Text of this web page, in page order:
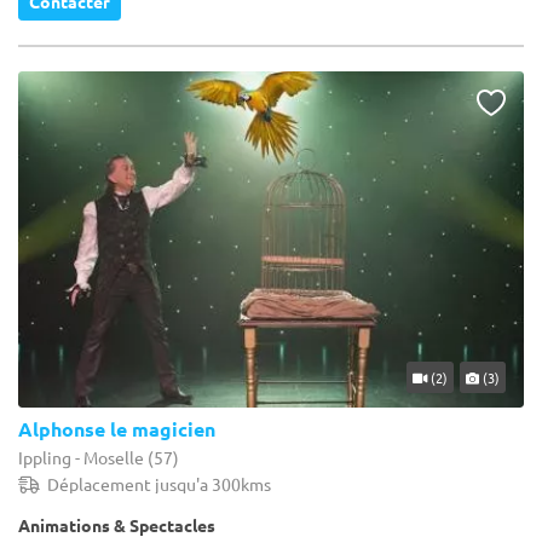
(2) (3)
Alphonse le magicien
Ippling - Moselle (57)
Déplacement jusqu'a 300kms
Animations & Spectacles